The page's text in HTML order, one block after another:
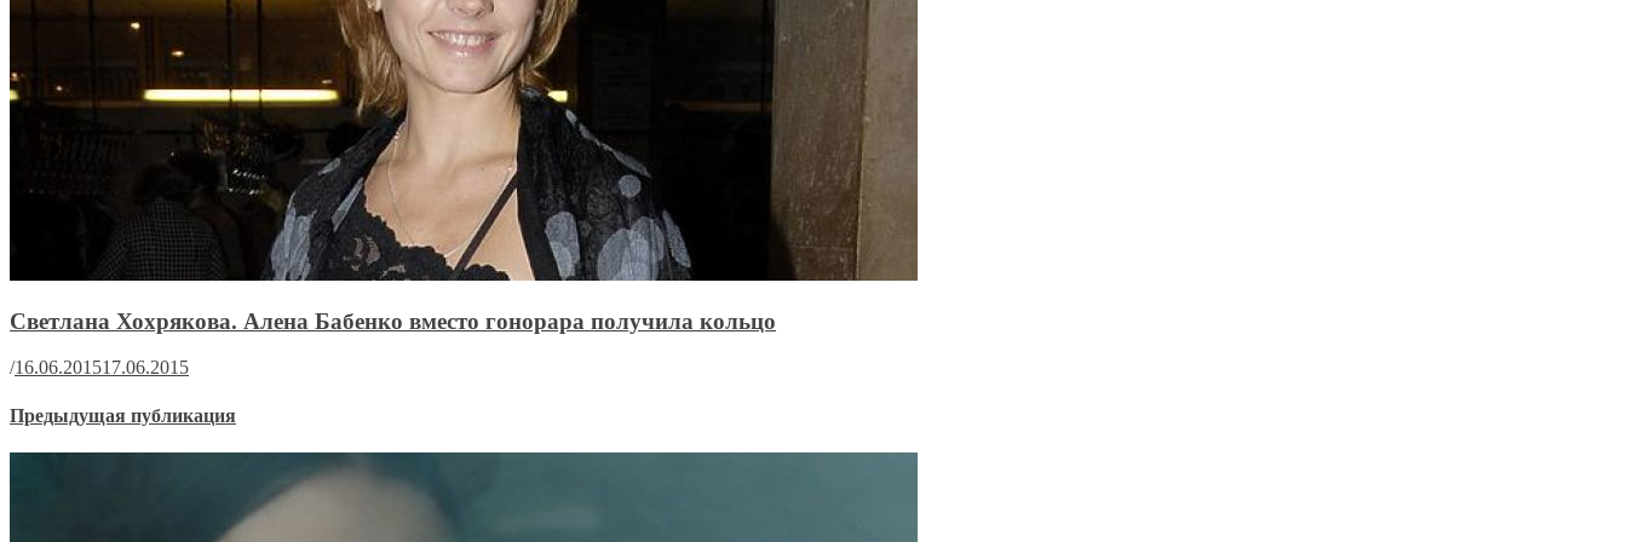
Светлана Хохрякова. Алена Бабенко вместо гонорара получила кольцо
/16.06.201517.06.2015
Предыдущая публикация